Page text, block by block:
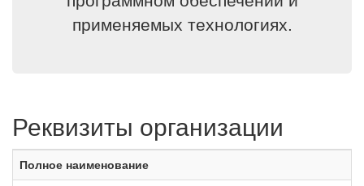
применяемых технологиях.
Реквизиты организации
Полное наименование